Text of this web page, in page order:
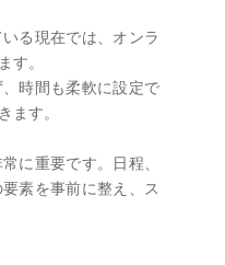
る現在では、オンラ
す。
時間も柔軟に設定で
ます。
に重要です。日程、
素を事前に整え、ス